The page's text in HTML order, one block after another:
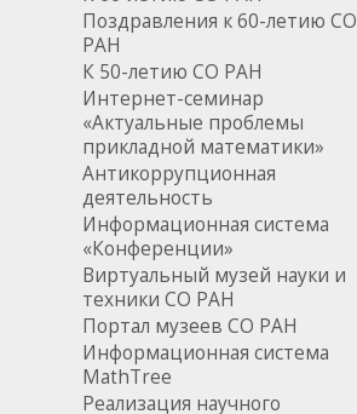
Поздравления к 60-летию СО
РАН
К 50-летию СО РАН
Интернет-семинар
«Актуальные проблемы
прикладной математики»
Антикоррупционная
деятельность
Информационная система
«Конференции»
Виртуальный музей науки и
техники СО РАН
Портал музеев СО РАН
Информационная система
MathTree
Реализация научного